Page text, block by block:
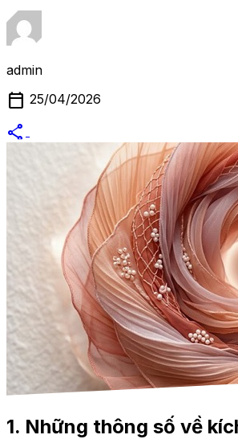
admin
calendar_today 25/04/2026
share
1. Những thông số về